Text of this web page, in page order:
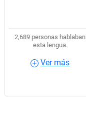
2,689 personas hablaban
esta lengua.
Ver más
Ver más